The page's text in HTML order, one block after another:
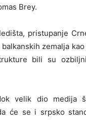
Brey.
pristupanje
zemalja
bili su
velik dio medija
će se i srpsko